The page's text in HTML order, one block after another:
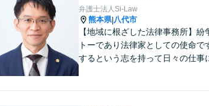
弁護士法人Si-Law
熊本県|八代市
【地域に根ざした法律事務所】
トーであり法律家としての使命
するという志を持って日々の仕事